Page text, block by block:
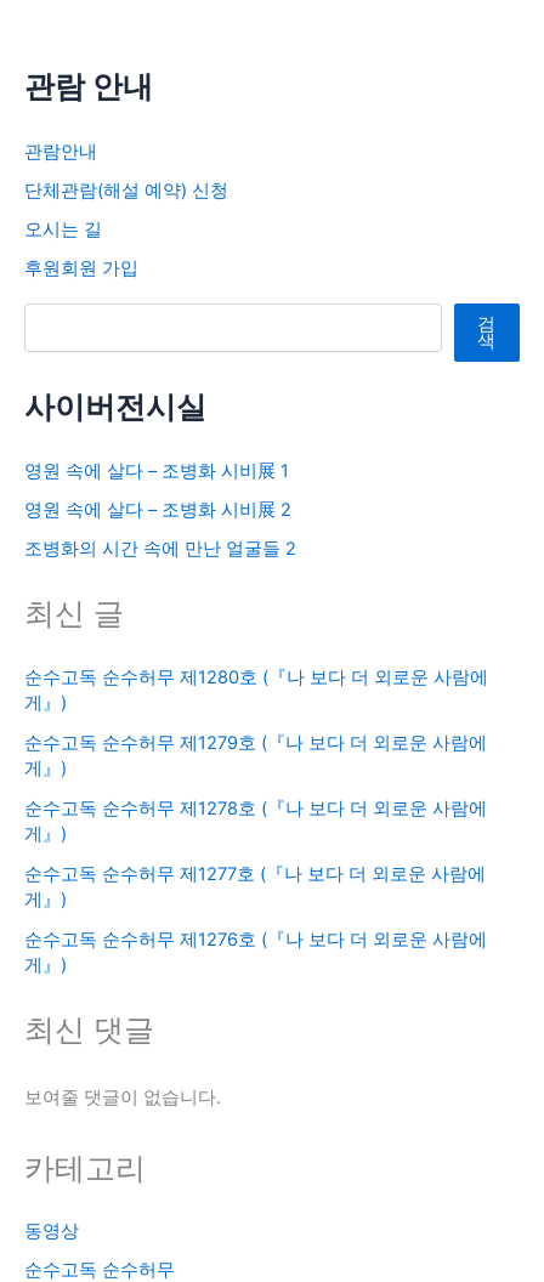
관람 안내
관람안내
단체관람(해설 예약) 신청
오시는 길
후원회원 가입
검색 검
색
사이버전시실
영원 속에 살다 – 조병화 시비展 1
영원 속에 살다 – 조병화 시비展 2
조병화의 시간 속에 만난 얼굴들 2
최신 글
순수고독 순수허무 제1280호 (『나 보다 더 외로운 사람에
게』)
순수고독 순수허무 제1279호 (『나 보다 더 외로운 사람에
게』)
순수고독 순수허무 제1278호 (『나 보다 더 외로운 사람에
게』)
순수고독 순수허무 제1277호 (『나 보다 더 외로운 사람에
게』)
순수고독 순수허무 제1276호 (『나 보다 더 외로운 사람에
게』)
최신 댓글
보여줄 댓글이 없습니다.
카테고리
동영상
순수고독 순수허무